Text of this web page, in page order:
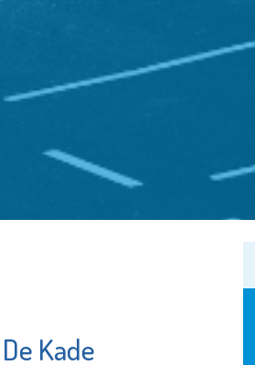
KadePoppodium De